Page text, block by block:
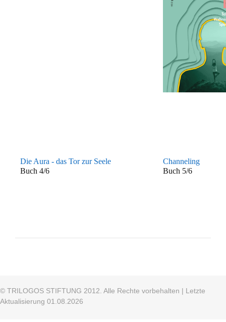
Die Aura - das Tor zur Seele
Buch 4/6
Channeling
Buch 5/6
© TRILOGOS STIFTUNG 2012. Alle Rechte vorbehalten | Letzte
Aktualisierung 01.08.2026